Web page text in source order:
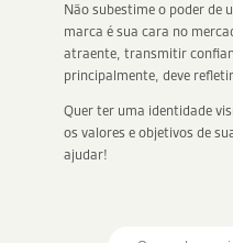
Não subestime o poder de
marca é sua cara no
atraente, transmitir
principalmente, deve
Quer ter uma identidade
os valores e objetivos de
ajudar!